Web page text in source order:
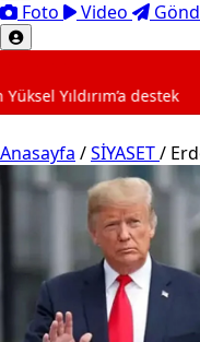
Foto Video
21:56 Milli
Anasayfa /SİYASET/